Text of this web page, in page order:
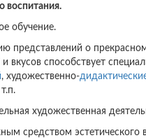
воспитания.
обучение.
представлений о
вкусов способствует
, художественно-
художественная
средством